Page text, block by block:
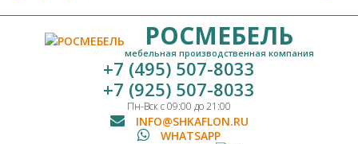
РОСМЕБЕЛЬ
мебельная производственная компания
+7 (495) 507-8033
+7 (925) 507-8033
Пн-Вск с 09:00 до 21:00
INFO@SHKAFLON.RU
WHATSAPP